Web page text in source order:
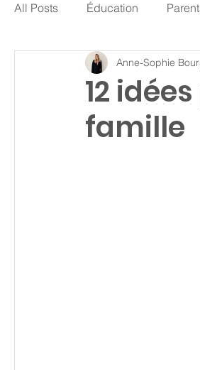
All Posts Éducation
12
famille
Anne-Sophie